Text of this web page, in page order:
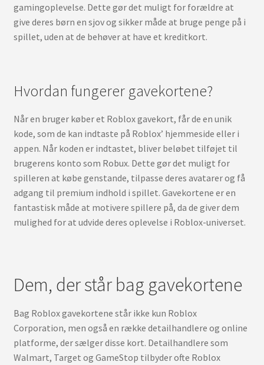
gamingoplevelse. Dette gør det muligt for forældre at
give deres børn en sjov og sikker måde at bruge penge på i
spillet, uden at de behøver at have et kreditkort.
Hvordan fungerer gavekortene?
Når en bruger køber et Roblox gavekort, får de en unik
kode, som de kan indtaste på Roblox’ hjemmeside eller i
appen. Når koden er indtastet, bliver beløbet tilføjet til
brugerens konto som Robux. Dette gør det muligt for
spilleren at købe genstande, tilpasse deres avatarer og få
adgang til premium indhold i spillet. Gavekortene er en
fantastisk måde at motivere spillere på, da de giver dem
mulighed for at udvide deres oplevelse i Roblox-universet.
Dem, der står bag gavekortene
Bag Roblox gavekortene står ikke kun Roblox
Corporation, men også en række detailhandlere og online
platforme, der sælger disse kort. Detailhandlere som
Walmart, Target og GameStop tilbyder ofte Roblox